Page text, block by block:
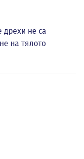
дрехи не са
на тялото